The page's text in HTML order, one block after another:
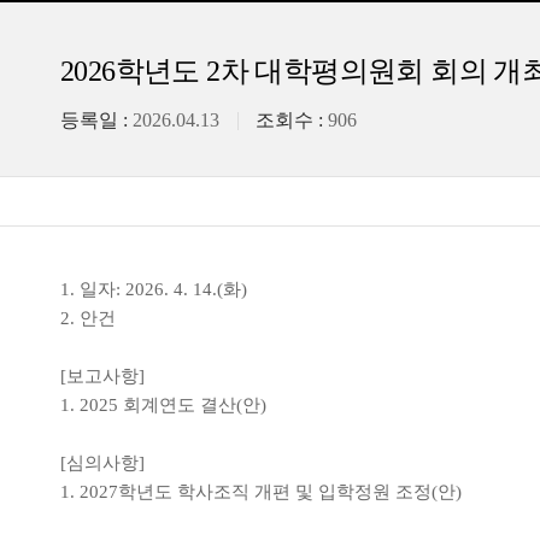
2026학년도 2차 대학평의원회 회의 개
등록일 : 2026.04.13 조회수 : 906
1. 일자: 2026. 4. 14.(화)
2. 안건
[보고사항]
1. 2025 회계연도 결산(안)
[심의사항]
1. 2027학년도 학사조직 개편 및 입학정원 조정(안)